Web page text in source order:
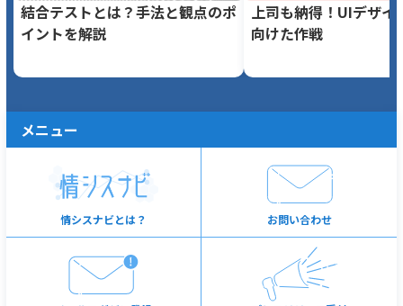
結合テストとは？手法と観点のポ
イントを解説
上司も納得！UIデザイ
向けた作戦
メニュー
情シスナビとは？ お問い合わせ